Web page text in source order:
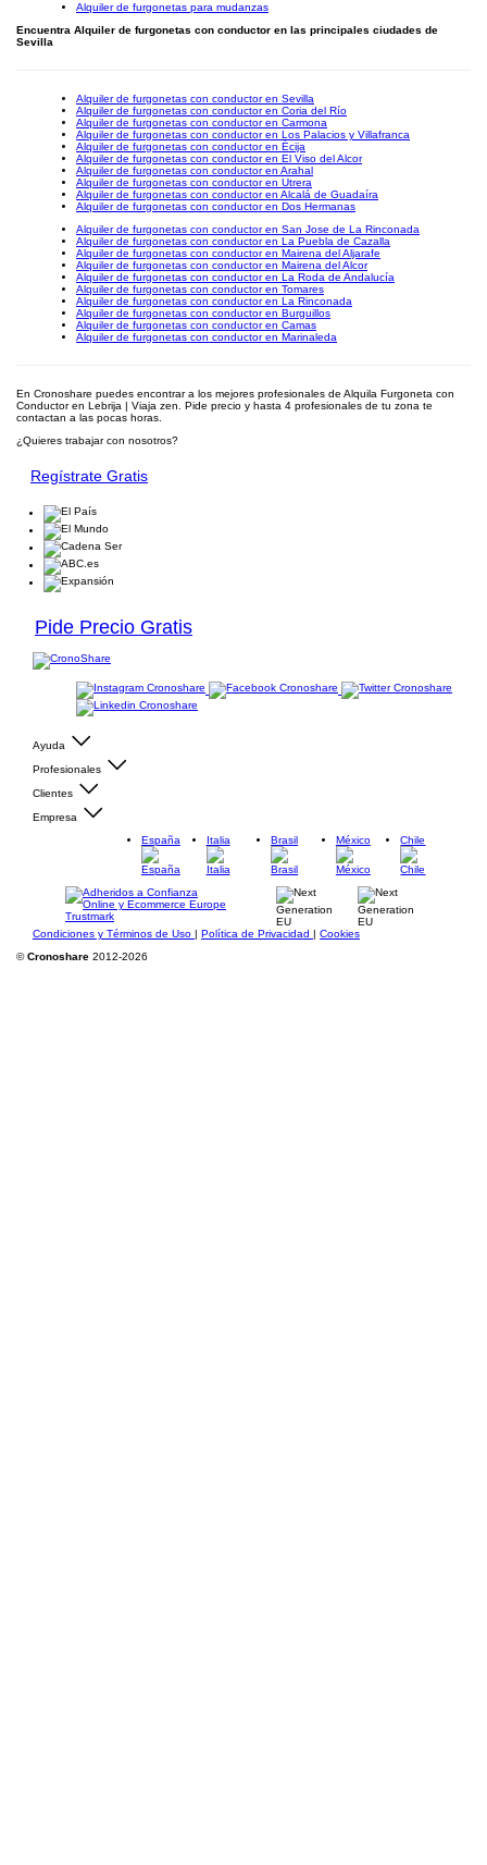
Alquiler de furgonetas para mudanzas
Encuentra Alquiler de furgonetas con conductor en las principales ciudades de
Sevilla
Alquiler de furgonetas con conductor en Sevilla
Alquiler de furgonetas con conductor en Coria del Río
Alquiler de furgonetas con conductor en Carmona
Alquiler de furgonetas con conductor en Los Palacios y Villafranca
Alquiler de furgonetas con conductor en Écija
Alquiler de furgonetas con conductor en El Viso del Alcor
Alquiler de furgonetas con conductor en Arahal
Alquiler de furgonetas con conductor en Utrera
Alquiler de furgonetas con conductor en Alcalá de Guadaíra
Alquiler de furgonetas con conductor en Dos Hermanas
Alquiler de furgonetas con conductor en San Jose de La Rinconada
Alquiler de furgonetas con conductor en La Puebla de Cazalla
Alquiler de furgonetas con conductor en Mairena del Aljarafe
Alquiler de furgonetas con conductor en Mairena del Alcor
Alquiler de furgonetas con conductor en La Roda de Andalucía
Alquiler de furgonetas con conductor en Tomares
Alquiler de furgonetas con conductor en La Rinconada
Alquiler de furgonetas con conductor en Burguillos
Alquiler de furgonetas con conductor en Camas
Alquiler de furgonetas con conductor en Marinaleda
En Cronoshare puedes encontrar a los mejores profesionales de Alquila Furgoneta con
Conductor en Lebrija | Viaja zen. Pide precio y hasta 4 profesionales de tu zona te
contactan a las pocas horas.
¿Quieres trabajar con nosotros?
Regístrate Gratis
Pide Precio Gratis
Ayuda
Profesionales
Clientes
Empresa
España
Italia Brasil México Chile
Condiciones y Términos de Uso | Política de Privacidad | Cookies
©Cronoshare 2012-2026